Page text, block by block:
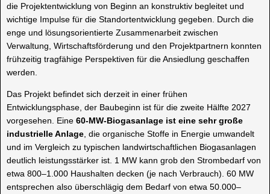
die Projektentwicklung von Beginn an konstruktiv begleitet und
wichtige Impulse für die Standortentwicklung gegeben. Durch die
enge und lösungsorientierte Zusammenarbeit zwischen
Verwaltung, Wirtschaftsförderung und den Projektpartnern konnten
frühzeitig tragfähige Perspektiven für die Ansiedlung geschaffen
werden.
Das Projekt befindet sich derzeit in einer frühen
Entwicklungsphase, der Baubeginn ist für die zweite Hälfte 2027
vorgesehen. Eine 60-MW-Biogasanlage ist eine sehr große
industrielle Anlage , die organische Stoffe in Energie umwandelt
und im Vergleich zu typischen landwirtschaftlichen Biogasanlagen
deutlich leistungsstärker ist. 1 MW kann grob den Strombedarf von
etwa 800–1.000 Haushalten decken (je nach Verbrauch). 60 MW
entsprechen also überschlägig dem Bedarf von etwa 50.000–